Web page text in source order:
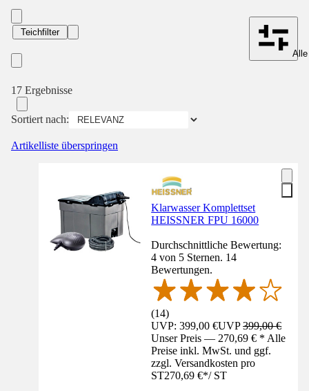
Teichfilter
17 Ergebnisse
Sortiert nach:
Artikelliste überspringen
Klarwasser Komplettset
HEISSNER FPU 16000
Durchschnittliche Bewertung:
4 von 5 Sternen. 14
Bewertungen.
(14)
UVP: 399,00 €UVP399,00 €
Unser Preis — 270,69 € * Alle
Preise inkl. MwSt. und ggf.
zzgl. Versandkosten pro
ST270,69 €*/ ST